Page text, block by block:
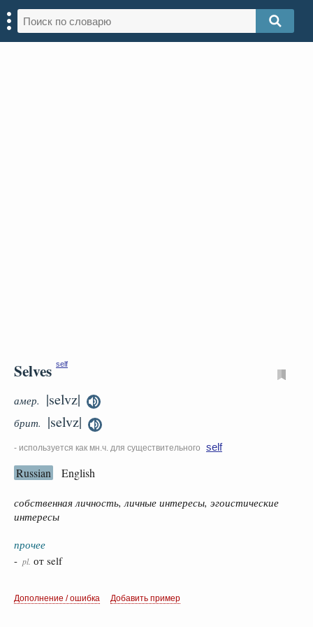
Selves self
амер. |selvz|
брит. |selvz|
- используется как мн.ч. для существительного self
Russian English
собственная личность, личные интересы, эгоистические
интересы
прочее
- pl. от self
Дополнение / ошибка Добавить пример